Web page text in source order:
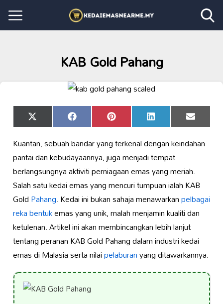
KAB Gold Pahang
Share
on
X
(Twitter)
Share
on
Facebook Share
on
Pinterest Share
on
LinkedIn Share
on
Email
Kuantan, sebuah bandar yang terkenal dengan keindahan
pantai dan kebudayaannya, juga menjadi tempat
berlangsungnya aktiviti perniagaan emas yang meriah.
Salah satu kedai emas yang mencuri tumpuan ialah KAB
GoldPahang. Kedai ini bukan sahaja menawarkanpelbagai
reka bentukemas yang unik, malah menjamin kualiti dan
ketulenan. Artikel ini akan membincangkan lebih lanjut
tentang peranan KAB Gold Pahang dalam industri kedai
emas di Malasia serta nilaipelaburanyang ditawarkannya.